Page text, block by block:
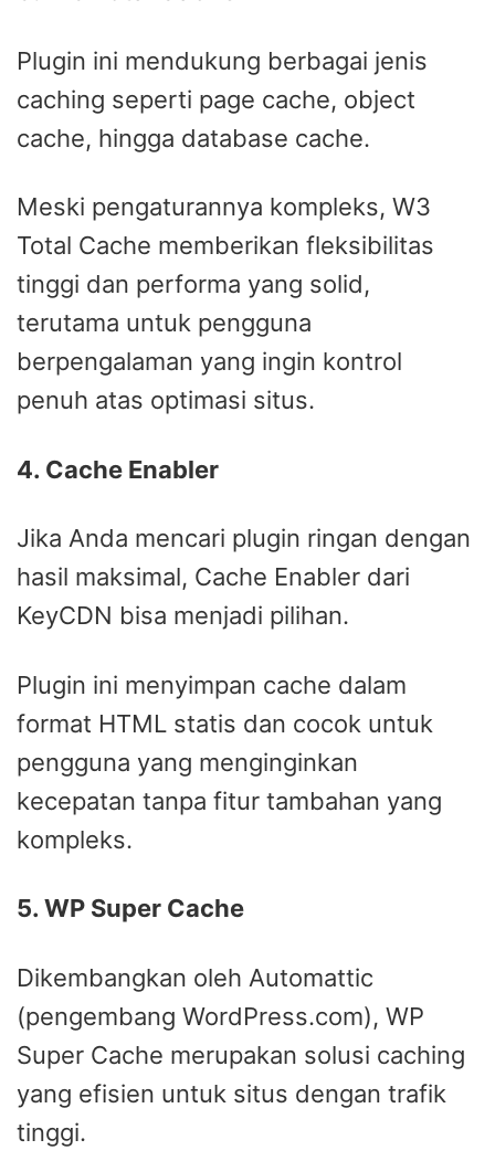
Plugin ini mendukung berbagai jenis
caching seperti page cache, object
cache, hingga database cache.
Meski pengaturannya kompleks, W3
Total Cache memberikan fleksibilitas
tinggi dan performa yang solid,
terutama untuk pengguna
berpengalaman yang ingin kontrol
penuh atas optimasi situs.
4. Cache Enabler
Jika Anda mencari plugin ringan dengan
hasil maksimal, Cache Enabler dari
KeyCDN bisa menjadi pilihan.
Plugin ini menyimpan cache dalam
format HTML statis dan cocok untuk
pengguna yang menginginkan
kecepatan tanpa fitur tambahan yang
kompleks.
5. WP Super Cache
Dikembangkan oleh Automattic
(pengembang WordPress.com), WP
Super Cache merupakan solusi caching
yang efisien untuk situs dengan trafik
tinggi.